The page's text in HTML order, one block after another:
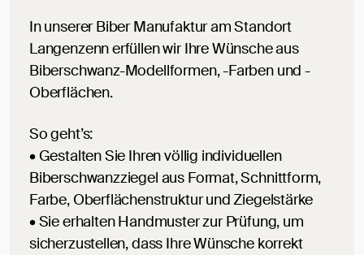
In unserer Biber Manufaktur am Standort
Langenzenn erfüllen wir Ihre Wünsche aus
Biberschwanz-Modellformen, -Farben und -
Oberflächen.
So geht’s:
• Gestalten Sie Ihren völlig individuellen
Biberschwanzziegel aus Format, Schnittform,
Farbe, Oberflächenstruktur und Ziegelstärke
• Sie erhalten Handmuster zur Prüfung, um
sicherzustellen, dass Ihre Wünsche korrekt